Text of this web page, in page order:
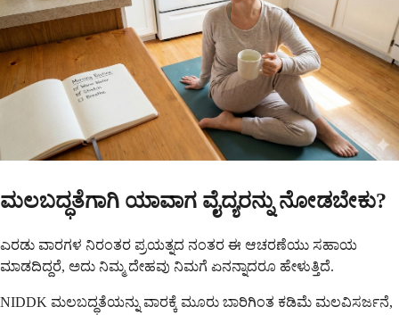
ಮಲಬದ್ಧತೆಗಾಗಿ ಯಾವಾಗ ವೈದ್ಯರನ್ನು ನೋಡಬೇಕು?
ಎರಡು ವಾರಗಳ ನಿರಂತರ ಪ್ರಯತ್ನದ ನಂತರ ಈ ಆಚರಣೆಯು ಸಹಾಯ
ಮಾಡದಿದ್ದರೆ, ಅದು ನಿಮ್ಮ ದೇಹವು ನಿಮಗೆ ಏನನ್ನಾದರೂ ಹೇಳುತ್ತಿದೆ.
NIDDK ಮಲಬದ್ಧತೆಯನ್ನು ವಾರಕ್ಕೆ ಮೂರು ಬಾರಿಗಿಂತ ಕಡಿಮೆ ಮಲವಿಸರ್ಜನೆ,